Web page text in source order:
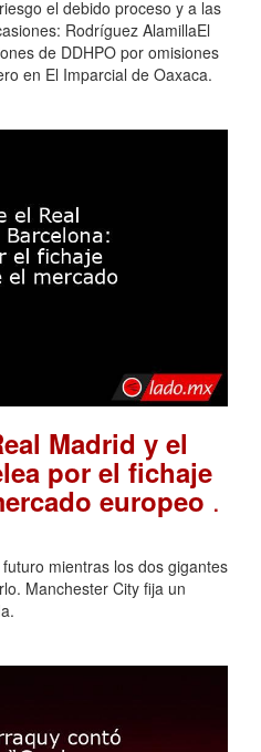
el debido proceso y a las
Rodríguez AlamillaEl
de DDHPO por omisiones
en El Imparcial de Oaxaca.
Madrid y el
por el fichaje
europeo .
mientras los dos gigantes
Manchester City fija un